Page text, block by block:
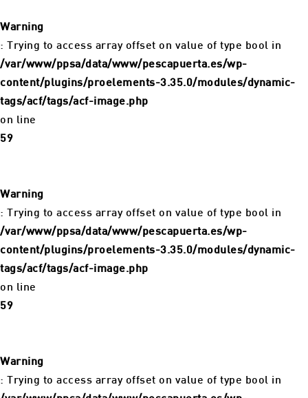
Warning
: Trying to access array offset on value of type bool in
/var/www/ppsa/data/www/pescapuerta.es/wp-
content/plugins/proelements-3.35.0/modules/dynamic-
tags/acf/tags/acf-image.php
on line
59
Warning
: Trying to access array offset on value of type bool in
/var/www/ppsa/data/www/pescapuerta.es/wp-
content/plugins/proelements-3.35.0/modules/dynamic-
tags/acf/tags/acf-image.php
on line
59
Warning
: Trying to access array offset on value of type bool in